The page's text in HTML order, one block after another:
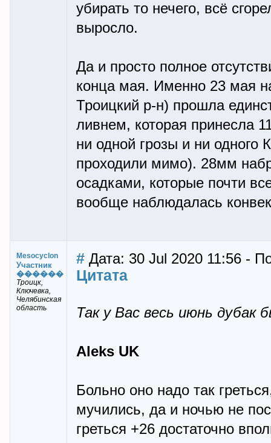
убирать то нечего, всё
выросло.
Да и просто полное
конца мая. Именно 23 мая
Троицкий р-н) прошла
ливнем, которая принесла
ни одной грозы и ни
проходили мимо). 28мм
осадками, которые почти
вообще наблюдалась
Mesocyclon
Участник
������
Троицк,
Ключевка,
Челябинская
область
# Дата: 30 Jul 2020 11:56 -
Цитата
Так у Вас весь июнь дубак
Aleks UK
Больно оно надо так
мучились, да и ночью не
греться +26 достаточно